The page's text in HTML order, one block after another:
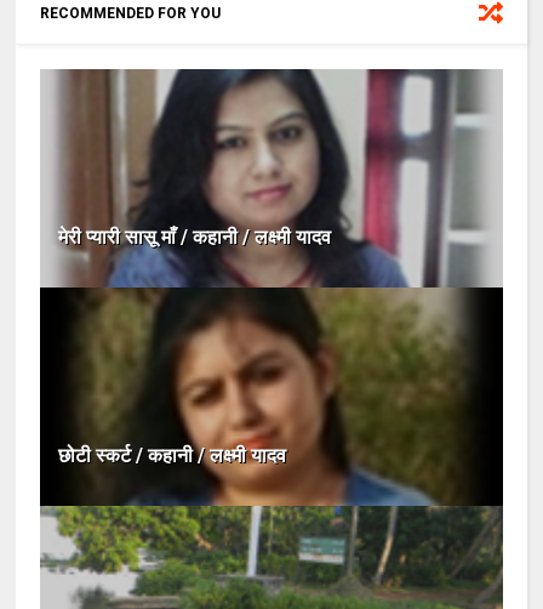
RECOMMENDED FOR YOU
मेरी प्यारी सासू माँ / कहानी / लक्ष्मी यादव
छोटी स्कर्ट / कहानी / लक्ष्मी यादव